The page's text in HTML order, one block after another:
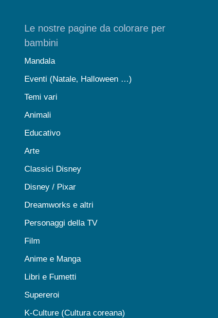
Le nostre pagine da colorare per
bambini
Mandala
Eventi (Natale, Halloween …)
Temi vari
Animali
Educativo
Arte
Classici Disney
Disney / Pixar
Dreamworks e altri
Personaggi della TV
Film
Anime e Manga
Libri e Fumetti
Supereroi
K-Culture (Cultura coreana)